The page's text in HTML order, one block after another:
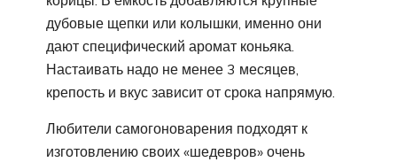
дубовые щепки или колышки, именно они
дают специфический аромат коньяка.
Настаивать надо не менее 3 месяцев,
крепость и вкус зависит от срока напрямую.
Любители самогоноварения подходят к
изготовлению своих «шедевров» очень